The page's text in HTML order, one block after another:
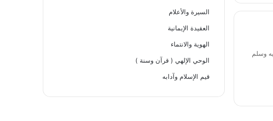
وسلم
السيرة والأعلام
العقيدة الإيمانية
الهوية والانتماء
الوحي الإلهي ( قرآن وسنة )
قيم الإسلام وآدابه